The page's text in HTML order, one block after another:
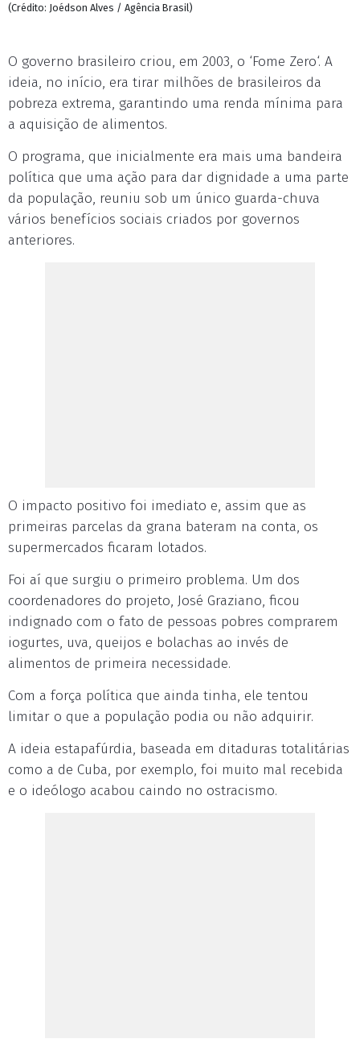
(Crédito: Joédson Alves / Agência Brasil)
O governo brasileiro criou, em 2003, o ‘Fome Zero‘. A
ideia, no início, era tirar milhões de brasileiros da
pobreza extrema, garantindo uma renda mínima para
a aquisição de alimentos.
O programa, que inicialmente era mais uma bandeira
política que uma ação para dar dignidade a uma parte
da população, reuniu sob um único guarda-chuva
vários benefícios sociais criados por governos
anteriores.
O impacto positivo foi imediato e, assim que as
primeiras parcelas da grana bateram na conta, os
supermercados ficaram lotados.
Foi aí que surgiu o primeiro problema. Um dos
coordenadores do projeto, José Graziano, ficou
indignado com o fato de pessoas pobres comprarem
iogurtes, uva, queijos e bolachas ao invés de
alimentos de primeira necessidade.
Com a força política que ainda tinha, ele tentou
limitar o que a população podia ou não adquirir.
A ideia estapafúrdia, baseada em ditaduras totalitárias
como a de Cuba, por exemplo, foi muito mal recebida
e o ideólogo acabou caindo no ostracismo.